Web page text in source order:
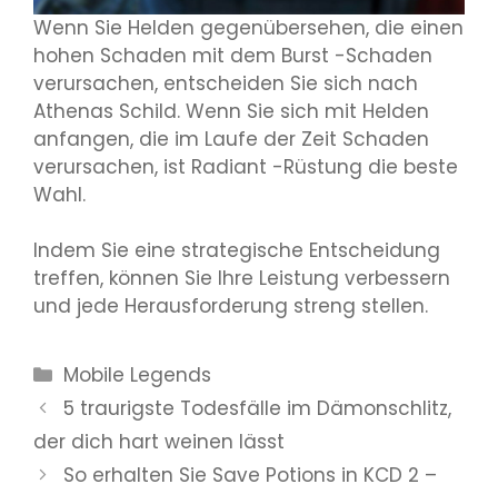
Wenn Sie Helden gegenübersehen, die einen
hohen Schaden mit dem Burst -Schaden
verursachen, entscheiden Sie sich nach
Athenas Schild. Wenn Sie sich mit Helden
anfangen, die im Laufe der Zeit Schaden
verursachen, ist Radiant -Rüstung die beste
Wahl.
Indem Sie eine strategische Entscheidung
treffen, können Sie Ihre Leistung verbessern
und jede Herausforderung streng stellen.
Kategorien
Mobile Legends
5 traurigste Todesfälle im Dämonschlitz,
der dich hart weinen lässt
So erhalten Sie Save Potions in KCD 2 –